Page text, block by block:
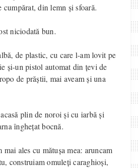
cumpărat, din lemn și sfoară.
niciodată bun.
de plastic, cu care l-am lovit pe
și-un pistol automat din țevi de
de prăștii, mai aveam și una
plin de noroi și cu iarbă și
înghețat bocnă.
mai ales cu mătușa mea: aruncam
construiam omuleți caraghioși,